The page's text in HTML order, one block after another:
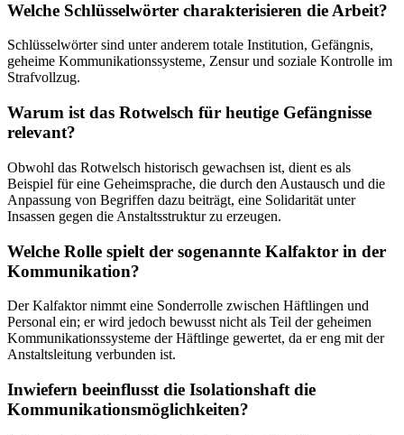
Welche Schlüsselwörter charakterisieren die Arbeit?
Schlüsselwörter sind unter anderem totale Institution, Gefängnis,
geheime Kommunikationssysteme, Zensur und soziale Kontrolle im
Strafvollzug.
Warum ist das Rotwelsch für heutige Gefängnisse
relevant?
Obwohl das Rotwelsch historisch gewachsen ist, dient es als
Beispiel für eine Geheimsprache, die durch den Austausch und die
Anpassung von Begriffen dazu beiträgt, eine Solidarität unter
Insassen gegen die Anstaltsstruktur zu erzeugen.
Welche Rolle spielt der sogenannte Kalfaktor in der
Kommunikation?
Der Kalfaktor nimmt eine Sonderrolle zwischen Häftlingen und
Personal ein; er wird jedoch bewusst nicht als Teil der geheimen
Kommunikationssysteme der Häftlinge gewertet, da er eng mit der
Anstaltsleitung verbunden ist.
Inwiefern beeinflusst die Isolationshaft die
Kommunikationsmöglichkeiten?